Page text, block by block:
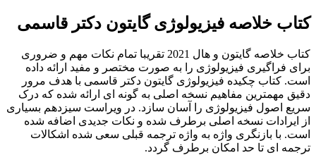
کتاب خلاصه فیزیولوژی گایتون دکتر قاسمی
کتاب خلاصه گایتون و هال 2021 تقریبا تمام نکات مهم و ضروری
برای فراگیری فیزیولوژی را به صورت مختصر و مفید ارائه داده
است. کتاب چکیده فیزیولوژی گایتون دکتر قاسمی با هدف مرور
دقیق مهمترین مفاهیم نسخه اصلی به گونه ای ارائه شده که درک
سریع اصول فیزیولوژی را آسان سازد. در ویراست سیزدهم بسیاری
از ایرادات نسخه اصلی برطرف شده و نکات جدیدی اضافه شده
است. با بازنگری واژه به واژه ترجمه قبلی سعی شده اشکالات
ترجمه ای تا حد امکان برطرف گردد.